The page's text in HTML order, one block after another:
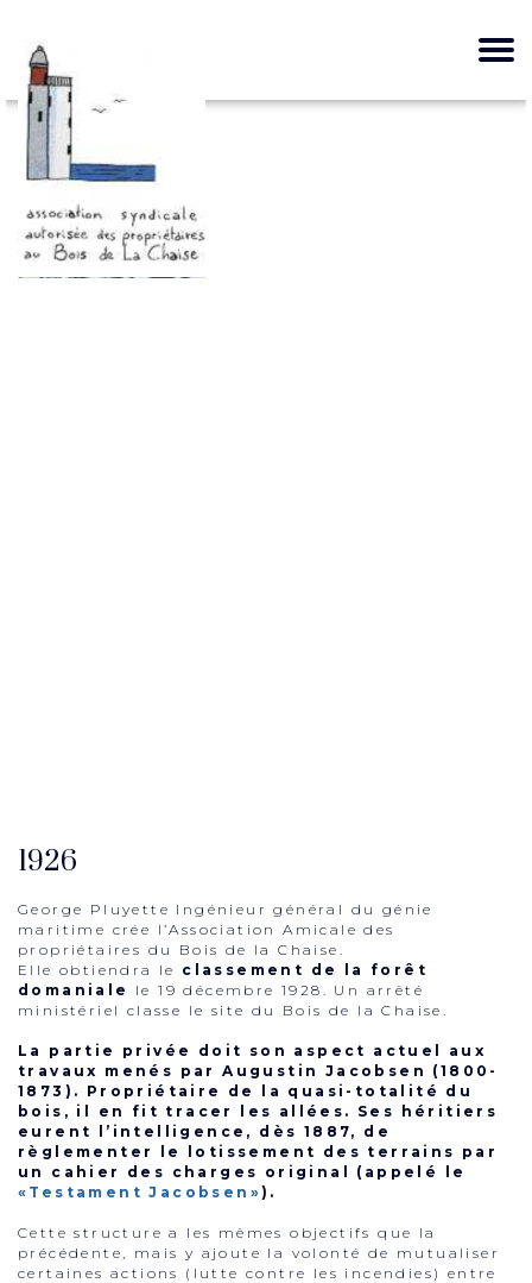
1926
George Pluyette Ingénieur général du génie
maritime crée l’Association Amicale des
propriétaires du Bois de la Chaise.
Elle obtiendra le classement de la forêt
domaniale
le 19 décembre 1928. Un arrêté
ministériel classe le site du Bois de la Chaise.
La partie privée doit son aspect actuel aux
travaux menés par Augustin Jacobsen (1800-
1873). Propriétaire de la quasi-totalité du
bois, il en fit tracer les allées. Ses héritiers
eurent l’intelligence, dès 1887, de
règlementer le lotissement des terrains par
un cahier des charges original (appelé le
«Testament Jacobsen»).
Cette structure a les mêmes objectifs que la
précédente, mais y ajoute la volonté de mutualiser
certaines actions (lutte contre les incendies) entre